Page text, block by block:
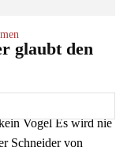
glaubt den
Vogel Es wird nie
Schneider von